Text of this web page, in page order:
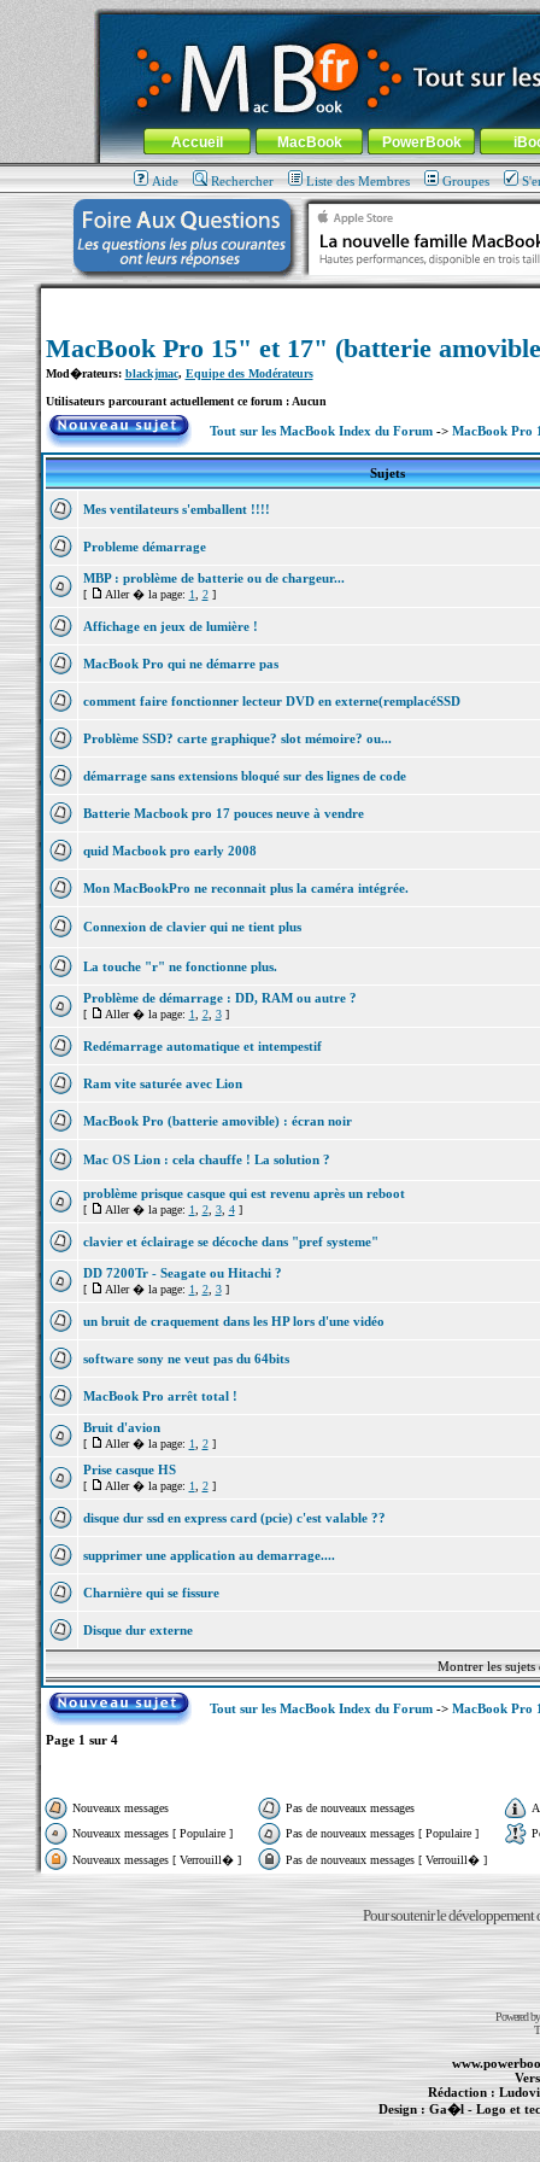
MacBook-fr.com : 100% Apple... 100% nomade !
Aller au contenu-Aller au menu général-Aller au menu de
Menu général
Accueil MacBook PowerBook
Aide Rechercher Liste des Membres Groupes
MacBook Pro 15" et 17" (batterie
Mod�rateurs: blackjmac, Equipe des Modérateurs
Utilisateurs parcourant actuellement ce forum : Aucun
Tout sur les MacBook Index du Forum-> MacBook Pro
Sujets
Mes ventilateurs s'emballent !!!!
Probleme démarrage
MBP : problème de batterie ou de chargeur...
[ Aller � la page: 1 2]
Affichage en jeux de lumière !
MacBook Pro qui ne démarre pas
comment faire fonctionner lecteur DVD en externe(remplacéSSD
Problème SSD? carte graphique? slot mémoire? ou...
démarrage sans extensions bloqué sur des lignes de code
Batterie Macbook pro 17 pouces neuve à vendre
quid Macbook pro early 2008
Mon MacBookPro ne reconnait plus la caméra intégrée.
Connexion de clavier qui ne tient plus
La touche "r" ne fonctionne plus.
Problème de démarrage : DD, RAM ou autre ?
[ Aller � la page: 1 2, 3]
Redémarrage automatique et intempestif
Ram vite saturée avec Lion
MacBook Pro (batterie amovible) : écran noir
Mac OS Lion : cela chauffe ! La solution ?
problème prisque casque qui est revenu après un reboot
[ Aller � la page: 1 2, 3, 4]
clavier et éclairage se décoche dans "pref systeme"
DD 7200Tr - Seagate ou Hitachi ?
[ Aller � la page: 1 2, 3]
un bruit de craquement dans les HP lors d'une vidéo
software sony ne veut pas du 64bits
MacBook Pro arrêt total !
Bruit d'avion
[ Aller � la page: 1 2]
Prise casque HS
[ Aller � la page: 1 2]
disque dur ssd en express card (pcie) c'est valable ??
supprimer une application au demarrage....
Charnière qui se fissure
Disque dur externe
Montrer les
Tout sur les MacBook Index du Forum-> MacBook Pro
Page 1 sur 4
Nouveaux messages Pas de nouveaux messages
Nouveaux messages [ Populaire ]
Pas de nouveaux messages [ Populaire ]
Nouveaux messages [ Verrouill� ]
Pas de nouveaux messages [ Verrouill� ]
Pour soutenir le développement
Powered
Rédaction :
Design :Ga�l - Logo et
PowerBook-MacBook Pro